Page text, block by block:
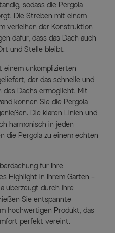
sodass die Pergola
Die Streben mit einem
verleihen der Konstruktion
dafür, dass das Dach auch
und Stelle bleibt.
einem unkomplizierten
der das schnelle und
des Dachs ermöglicht. Mit
können Sie die Pergola
Die klaren Linien und
harmonisch in jeden
die Pergola zu einem echten
für Ihre
Highlight in Ihrem Garten –
überzeugt durch ihre
Sie entspannte
hochwertigen Produkt, das
perfekt vereint.